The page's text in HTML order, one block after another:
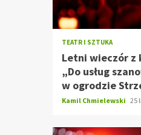
TEATR I SZTUKA
Letni wieczór z
„Do usług
w ogrodzie
Kamil Chmielewski 25